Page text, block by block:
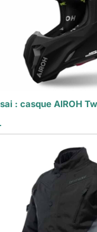
: casque AIROH